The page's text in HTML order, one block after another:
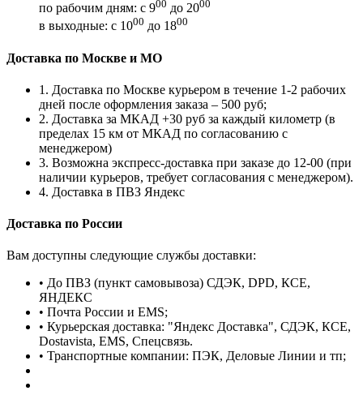
по рабочим дням: с 900 до 2000
в выходные: с 1000 до 1800
Доставка по Москве и МО
1. Доставка по Москве курьером в течение 1-2 рабочих
дней после оформления заказа – 500 руб;
2. Доставка за МКАД +30 руб за каждый километр (в
пределах 15 км от МКАД по согласованию с
менеджером)
3. Возможна экспресс-доставка при заказе до 12-00 (при
наличии курьеров, требует согласования с менеджером).
4. Доставка в ПВЗ Яндекс
Доставка по России
Вам доступны следующие службы доставки:
• До ПВЗ (пункт самовывоза) СДЭК, DPD, КСЕ,
ЯНДЕКС
• Почта России и EMS;
• Курьерская доставка: "Яндекс Доставка", СДЭК, КСЕ,
Dostavista, EMS, Спецсвязь.
• Транспортные компании: ПЭК, Деловые Линии и тп;